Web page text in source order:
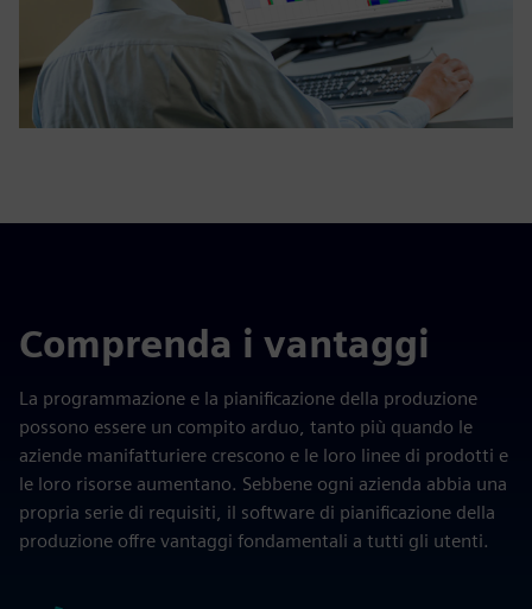
Comprenda i vantaggi
La programmazione e la pianificazione della produzione
possono essere un compito arduo, tanto più quando le
aziende manifatturiere crescono e le loro linee di prodotti e
le loro risorse aumentano. Sebbene ogni azienda abbia una
propria serie di requisiti, il software di pianificazione della
produzione offre vantaggi fondamentali a tutti gli utenti.